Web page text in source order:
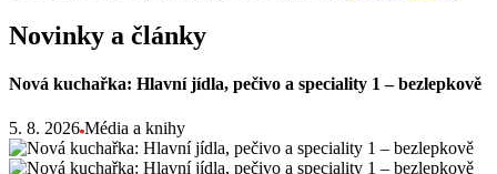
Novinky a články
Nová kuchařka: Hlavní jídla, pečivo a speciality 1 – bezlepkově
5. 8. 2026 Média a knihy